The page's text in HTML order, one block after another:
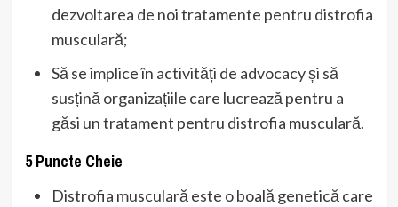
dezvoltarea de noi tratamente pentru distrofia
musculară;
Să se implice în activități de advocacy și să
susțină organizațiile care lucrează pentru a
găsi un tratament pentru distrofia musculară.
5 Puncte Cheie
Distrofia musculară este o boală genetică care